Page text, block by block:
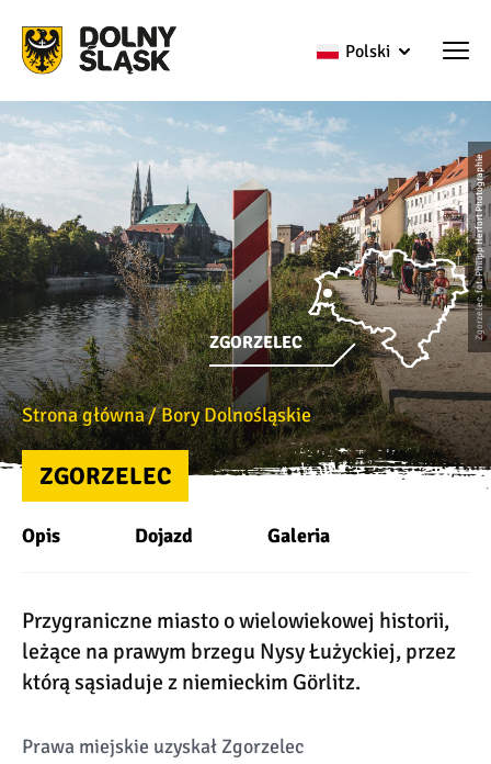
Polski
Zgorzelec, fot. Philipp Herfort Photographie
Strona główna Bory Dolnośląskie
ZGORZELEC
ZGORZELEC
Opis Dojazd Galeria
Przygraniczne miasto o wielowiekowej historii,
leżące na prawym brzegu Nysy Łużyckiej, przez
którą sąsiaduje z niemieckim Görlitz.
Prawa miejskie uzyskał Zgorzelec